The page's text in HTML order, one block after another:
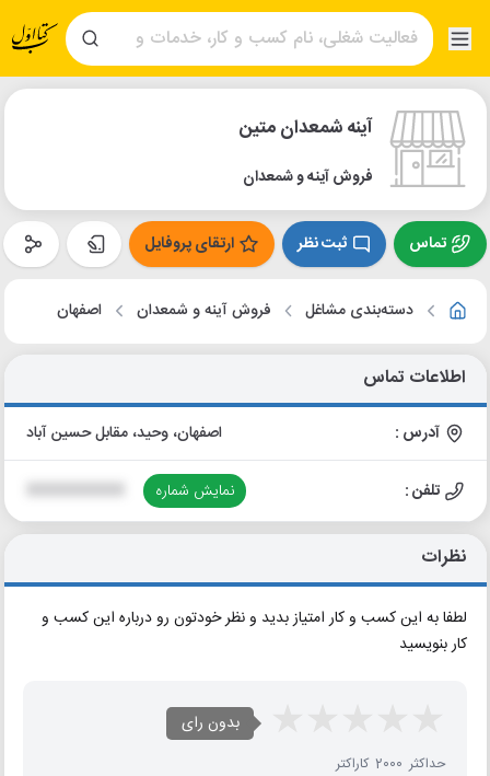
آینه شمعدان متین
فروش آینه و شمعدان
تماس ثبت نظر ارتقای پروفایل
دسته‌بندی مشاغل فروش آینه و شمعدان اصفهان
اطلاعات تماس
آدرس : اصفهان، وحید، مقابل حسین آباد
تلفن : نمایش شماره
نظرات
لطفا به این کسب و کار امتیاز بدید و نظر خودتون رو درباره این کسب و
کار بنویسید
بدون رای
حداکثر 2000 کاراکتر